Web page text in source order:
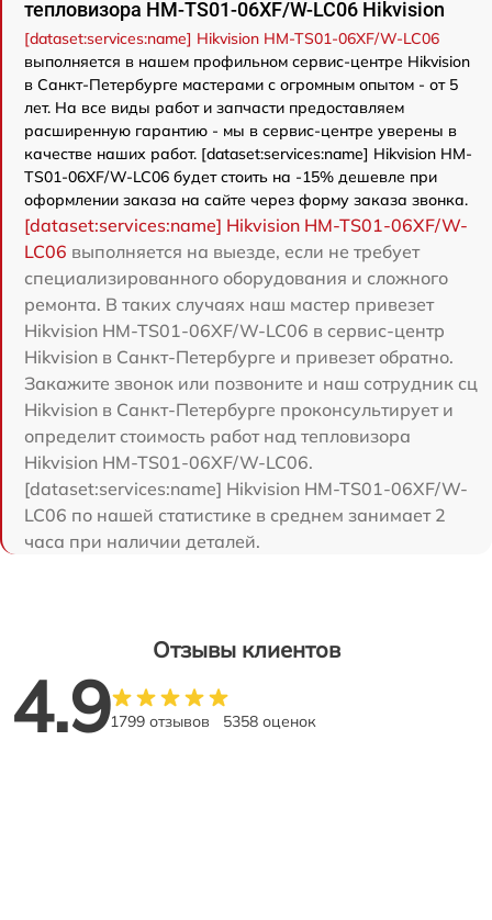
тепловизора HM-TS01-06XF/W-LC06 Hikvision
[dataset:services:name] Hikvision HM-TS01-06XF/W-LC06
выполняется в нашем профильном сервис-центре Hikvision
в Санкт-Петербурге мастерами с огромным опытом - от 5
лет. На все виды работ и запчасти предоставляем
расширенную гарантию - мы в сервис-центре уверены в
качестве наших работ. [dataset:services:name] Hikvision HM-
TS01-06XF/W-LC06 будет стоить на -15% дешевле при
оформлении заказа на сайте через форму заказа звонка.
[dataset:services:name] Hikvision HM-TS01-06XF/W-
LC06 выполняется на выезде, если не требует
специализированного оборудования и сложного
ремонта. В таких случаях наш мастер привезет
Hikvision HM-TS01-06XF/W-LC06 в сервис-центр
Hikvision в Санкт-Петербурге и привезет обратно.
Закажите звонок или позвоните и наш сотрудник сц
Hikvision в Санкт-Петербурге проконсультирует и
определит стоимость работ над тепловизора
Hikvision HM-TS01-06XF/W-LC06.
[dataset:services:name] Hikvision HM-TS01-06XF/W-
LC06 по нашей статистике в среднем занимает 2
часа при наличии деталей.
Отзывы клиентов
4.91799 отзывов 5358 оценок